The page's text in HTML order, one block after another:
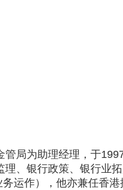
局为助理经理，于
、银行政策、银行业
运作），他亦兼任香港